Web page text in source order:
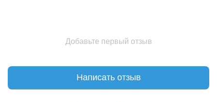
Добавьте первый отзыв
Написать отзыв